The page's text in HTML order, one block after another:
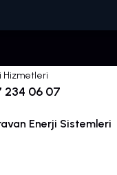
Hizmetleri
234 06 07
Enerji Sistemleri